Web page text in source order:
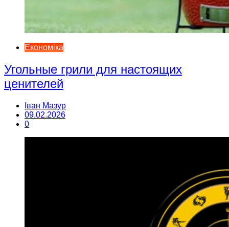
Економіка
Угольные грили для настоящих
ценителей
Іван Мазур
09.02.2026
0